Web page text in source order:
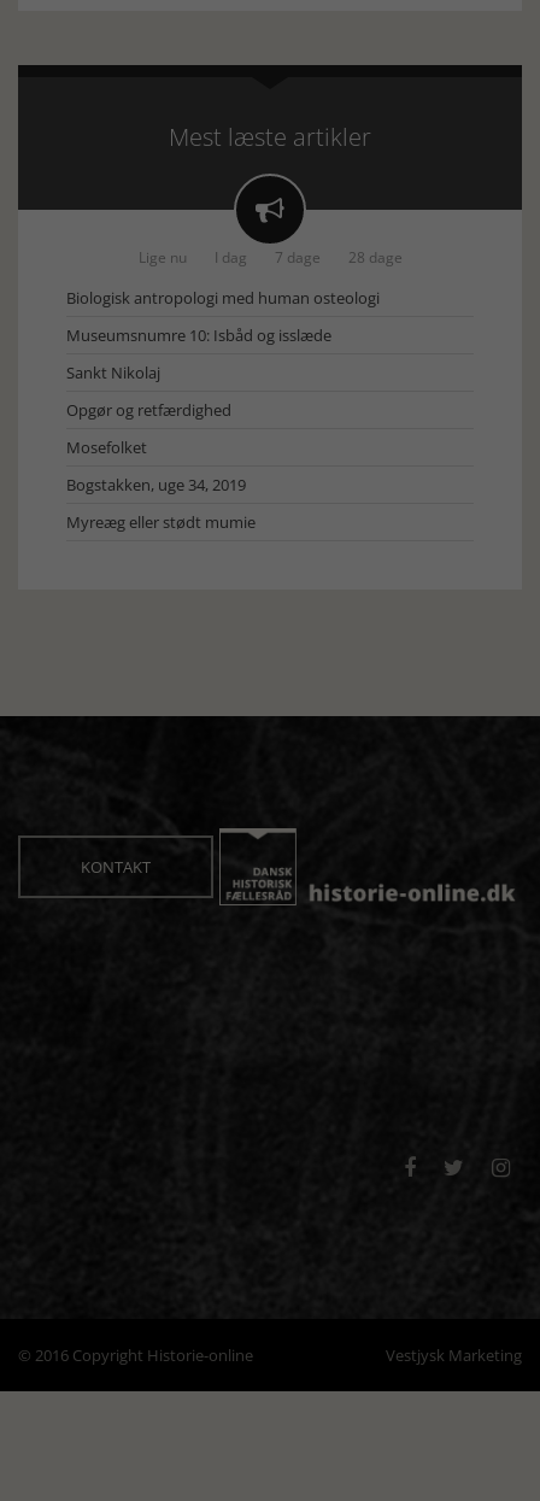
Mest læste artikler

Lige nu I dag 7 dage 28 dage
Biologisk antropologi med human osteologi
Museumsnumre 10: Isbåd og isslæde
Sankt Nikolaj
Opgør og retfærdighed
Mosefolket
Bogstakken, uge 34, 2019
Myreæg eller stødt mumie
KONTAKT
  
© 2016 Copyright Historie-online Vestjysk Marketing